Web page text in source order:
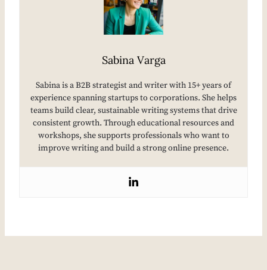
Sabina Varga
Sabina is a B2B strategist and writer with 15+ years of
experience spanning startups to corporations. She helps
teams build clear, sustainable writing systems that drive
consistent growth. Through educational resources and
workshops, she supports professionals who want to
improve writing and build a strong online presence.